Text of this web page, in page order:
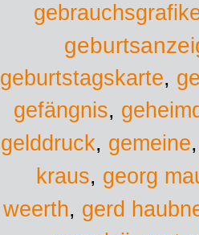
geburtstagskarte,
gefängnis,
gelddruck, gemeine
kraus, georg
weerth, gerd